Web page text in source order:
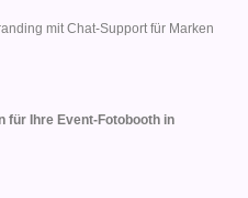
mit Chat-Support für Marken
für Ihre Event-Fotobooth in